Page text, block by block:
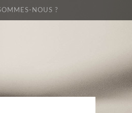
NOUS ?